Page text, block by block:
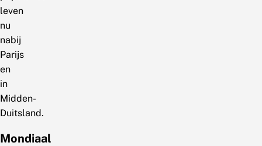
leven
nu
nabij
Parijs
en
in
Midden-
Duitsland.
Mondiaal